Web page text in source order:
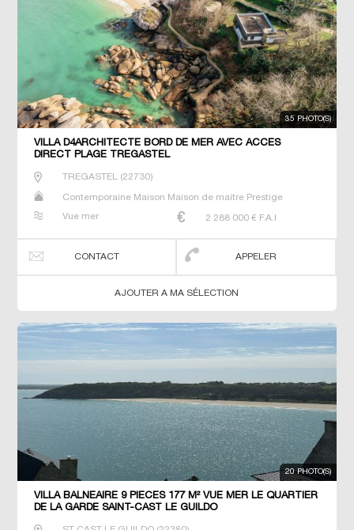
35 PHOTO(S)
VILLA D4ARCHITECTE BORD DE MER AVEC ACCES
DIRECT PLAGE TREGASTEL
TREGASTEL (22730)
Contemporaine Maison Maison de maitre Prestige
Vue mer
2 288 000 € F.A.I
CONTACT APPELER
AJOUTER A MA SÉLECTION
20 PHOTO(S)
VILLA BALNEAIRE 9 PIECES 177 M² VUE MER LE QUARTIER
DE LA GARDE SAINT-CAST LE GUILDO